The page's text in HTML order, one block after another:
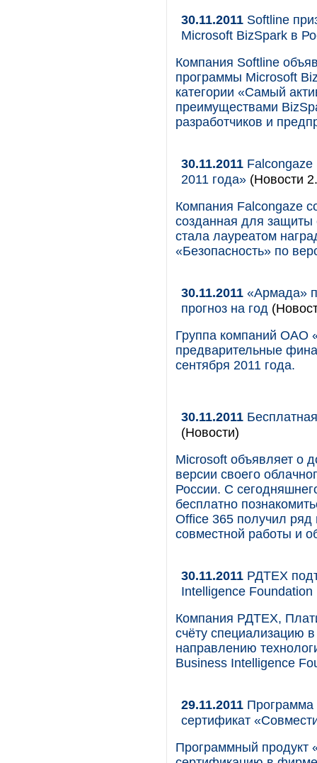
30.11.2011 Softline
Microsoft BizSpark в
Компания Softline
программы Microsoft
категории «Самый
преимуществами
разработчиков и
30.11.2011
2011 года» (Новости
Компания Falcongaze
созданная для защиты
стала лауреатом
«Безопасность» по
30.11.2011 «Армада»
прогноз на год
Группа компаний ОАО
предварительные
сентября 2011 года.
30.11.2011
(Новости)
Microsoft объявляет о
версии своего
России. С
бесплатно
Office 365 получил
совместной работы и
30.11.2011 РДТЕХ
Intelligence Foundation
Компания РДТЕХ,
счёту специализацию
направлению
Business Intelligence
29.11.2011 Программа
сертификат
Программный продукт